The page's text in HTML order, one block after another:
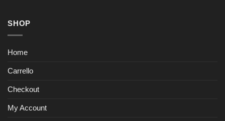
SHOP
Home
Carrello
Checkout
My Account